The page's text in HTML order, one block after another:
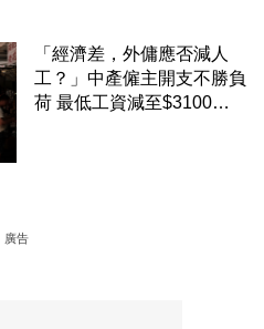
「經濟差，外傭應否減人
工？」中產僱主開支不勝負
荷 最低工資減至$3100蚊
廣告